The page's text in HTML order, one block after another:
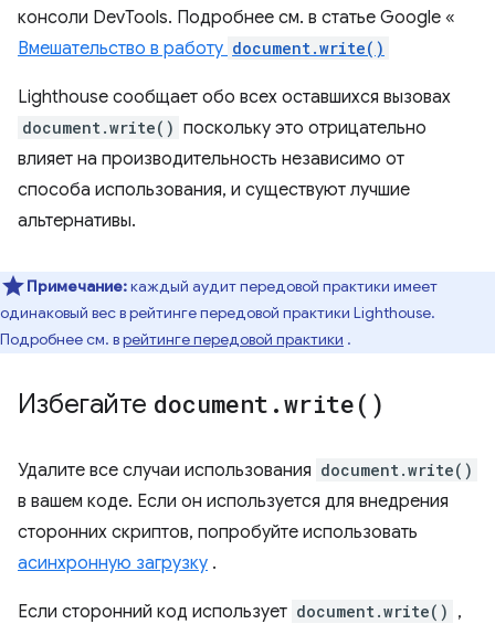
консоли DevTools. Подробнее см. в статье Google «
Вмешательство в работу document.write()
Lighthouse сообщает обо всех оставшихся вызовах
document.write() поскольку это отрицательно
влияет на производительность независимо от
способа использования, и существуют лучшие
альтернативы.
Примечание:каждый аудит передовой практики имеет
одинаковый вес в рейтинге передовой практики Lighthouse.
Подробнее см. врейтинге передовой практики .
Избегайте document .write( )
Удалите все случаи использования document.write()
в вашем коде. Если он используется для внедрения
сторонних скриптов, попробуйте использовать
асинхронную загрузку .
Если сторонний код использует document.write() ,